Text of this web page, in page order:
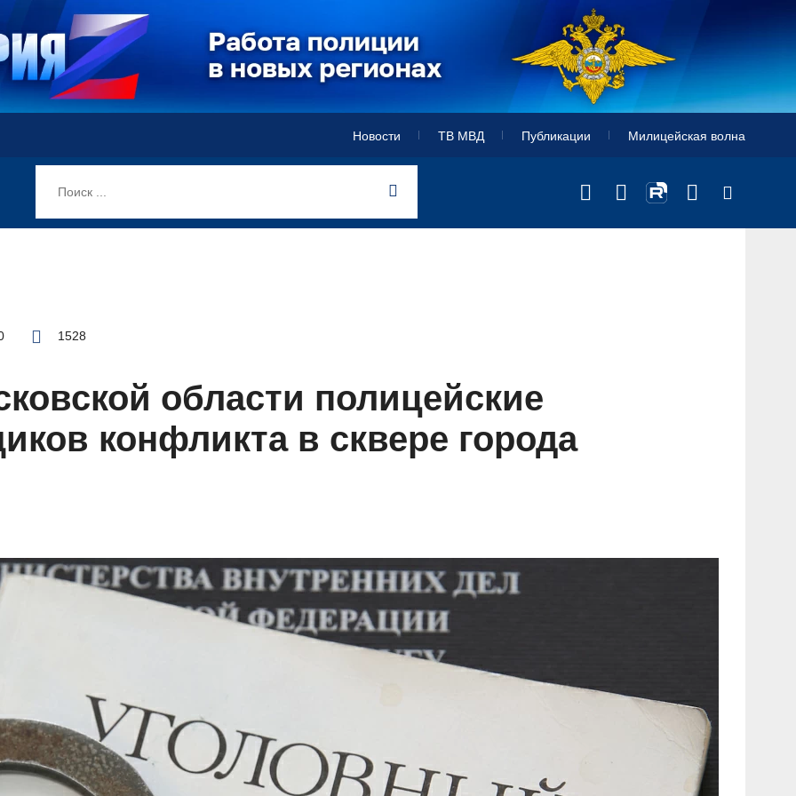
Новости ТВ МВД Публикации Милицейская волна
1528
области полицейские
конфликта в сквере города